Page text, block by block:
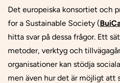
Det europeiska konsortiet och
for a Sustainable Society (
hitta svar på dessa frågor. Ett
metoder, verktyg och
organisationer kan stödja
men även hur det är möjligt att